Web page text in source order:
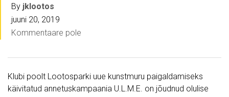
By jklootos
juuni 20, 2019
Kommentaare pole
Klubi poolt Lootosparki uue kunstmuru paigaldamiseks
käivitatud annetuskampaania U.L.M.E. on jõudnud olulise